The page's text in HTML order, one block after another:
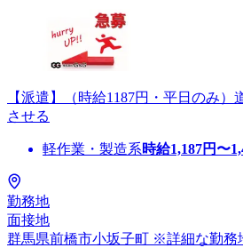
【派遣】（時給1187円・平日のみ
させる
軽作業・製造系時給1,187円〜
勤務地
面接地
群馬県前橋市小坂子町 ※詳細な勤務